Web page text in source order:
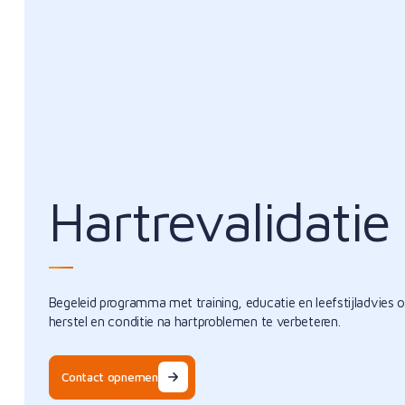
Hartrevalidatie
Begeleid programma met training, educatie en leefstijladvies
herstel en conditie na hartproblemen te verbeteren.
Contact opnemen